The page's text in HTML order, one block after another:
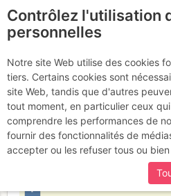
Crête du
Belle Combe -
m
Valais W - Alpes
+
Contrôlez l'utilisation
personnelles
Notre site Web utilise des cookies
tiers. Certains cookies sont
site Web, tandis que d'autres
tout moment, en particulier ceux
comprendre les performances de
fournir des fonctionnalités de
accepter ou les refuser tous ou bien